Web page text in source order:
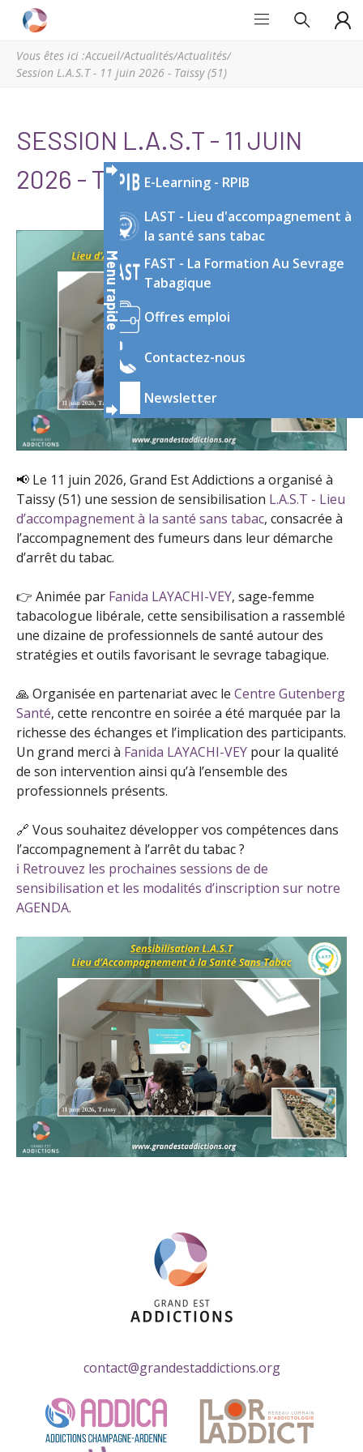
Est
Addictions
régional
de
en
addictologie
du
Menu rapide
E-Learning - RPIB
LAST - Lieu d'accompagnement à
la santé sans tabac
FAST - La Formation Au Sevrage
Tabagique
Offres emploi
Contactez-nous
Newsletter
Vous êtes ici :Accueil/Actualités/Actualités/
Session L.A.S.T - 11 juin 2026 - Taissy (51)
SESSION L.A.S.T - 11 JUIN
2026 - TAISSY (51)
📢 Le 11 juin 2026, Grand Est Addictions a organisé à
Taissy (51) une session de sensibilisation L.A.S.T - Lieu
d’accompagnement à la santé sans tabac, consacrée à
l’accompagnement des fumeurs dans leur démarche
d’arrêt du tabac.
👉 Animée par Fanida LAYACHI-VEY, sage-femme
tabacologue libérale, cette sensibilisation a rassemblé
une dizaine de professionnels de santé autour des
stratégies et outils favorisant le sevrage tabagique.
🙏 Organisée en partenariat avec le Centre Gutenberg
Santé, cette rencontre en soirée a été marquée par la
richesse des échanges et l’implication des participants.
Un grand merci à Fanida LAYACHI-VEY pour la qualité
de son intervention ainsi qu’à l’ensemble des
professionnels présents.
🔗 Vous souhaitez développer vos compétences dans
l’accompagnement à l’arrêt du tabac ?
ℹ️ Retrouvez les prochaines sessions de de
sensibilisation et les modalités d’inscription sur notre
AGENDA.
contact@grandestaddictions.org